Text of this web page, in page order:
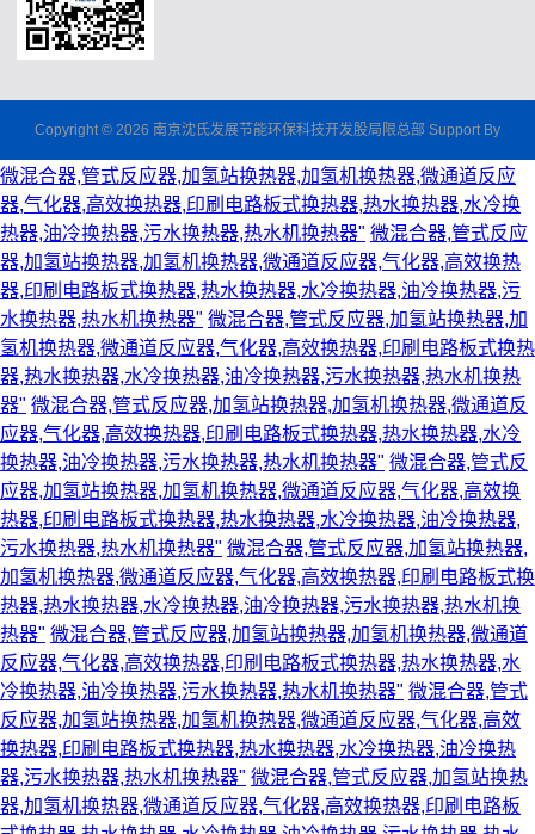
Copyright © 2026 南京沈氏发展节能环保科技开发股局限总部 Support By
微混合器,管式反应器,加氢站换热器,加氢机换热器,微通道反应
器,气化器,高效换热器,印刷电路板式换热器,热水换热器,水冷换
热器,油冷换热器,污水换热器,热水机换热器" 微混合器,管式反应
器,加氢站换热器,加氢机换热器,微通道反应器,气化器,高效换热
器,印刷电路板式换热器,热水换热器,水冷换热器,油冷换热器,污
水换热器,热水机换热器" 微混合器,管式反应器,加氢站换热器,加
氢机换热器,微通道反应器,气化器,高效换热器,印刷电路板式换热
器,热水换热器,水冷换热器,油冷换热器,污水换热器,热水机换热
器" 微混合器,管式反应器,加氢站换热器,加氢机换热器,微通道反
应器,气化器,高效换热器,印刷电路板式换热器,热水换热器,水冷
换热器,油冷换热器,污水换热器,热水机换热器" 微混合器,管式反
应器,加氢站换热器,加氢机换热器,微通道反应器,气化器,高效换
热器,印刷电路板式换热器,热水换热器,水冷换热器,油冷换热器,
污水换热器,热水机换热器" 微混合器,管式反应器,加氢站换热器,
加氢机换热器,微通道反应器,气化器,高效换热器,印刷电路板式换
热器,热水换热器,水冷换热器,油冷换热器,污水换热器,热水机换
热器" 微混合器,管式反应器,加氢站换热器,加氢机换热器,微通道
反应器,气化器,高效换热器,印刷电路板式换热器,热水换热器,水
冷换热器,油冷换热器,污水换热器,热水机换热器" 微混合器,管式
反应器,加氢站换热器,加氢机换热器,微通道反应器,气化器,高效
换热器,印刷电路板式换热器,热水换热器,水冷换热器,油冷换热
器,污水换热器,热水机换热器" 微混合器,管式反应器,加氢站换热
器,加氢机换热器,微通道反应器,气化器,高效换热器,印刷电路板